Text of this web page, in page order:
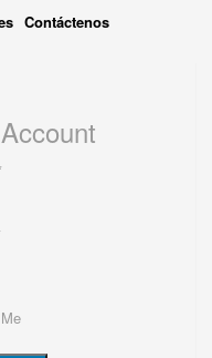
Contáctenos